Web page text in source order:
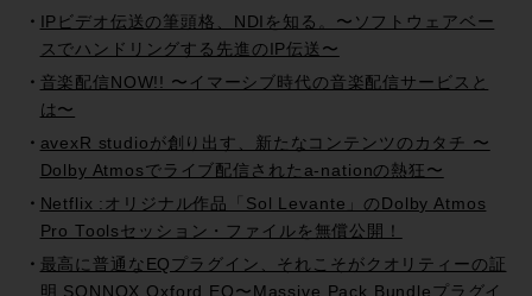
IPビデオ伝送の筆頭格、NDIを知る。〜ソフトウェアベー
スでハンドリングする先進のIP伝送〜
音楽配信NOW!! 〜イマーシブ時代の音楽配信サービスと
は〜
avexR studioが創り出す、新たなコンテンツのカタチ 〜
Dolby Atmosでライブ配信されたa-nationの熱狂〜
Netflix :オリジナル作品「Sol Levante」のDolby Atmos
Pro Toolsセッション・ファイルを無償公開！
最高に普通なEQプラグイン、それこそがクオリティーの証
明 SONNOX Oxford EQ〜Massive Pack Bundleプラグイ